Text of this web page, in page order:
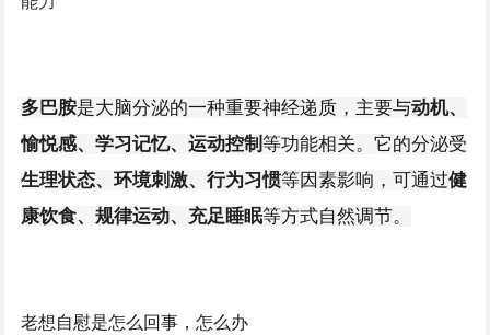
多巴胺是大脑分泌的一种重要神经递质，主要与动机、
愉悦感、学习记忆、运动控制等功能相关。它的分泌受
生理状态、环境刺激、行为习惯等因素影响，可通过健
康饮食、规律运动、充足睡眠等方式自然调节。
老想自慰是怎么回事，怎么办